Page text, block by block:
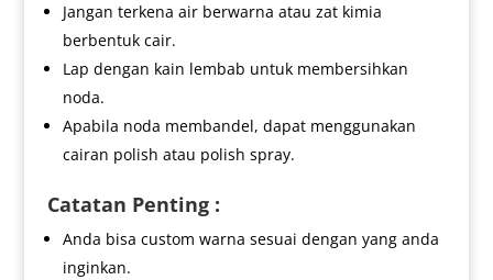
Jangan terkena air berwarna atau zat kimia
berbentuk cair.
Lap dengan kain lembab untuk membersihkan
noda.
Apabila noda membandel, dapat menggunakan
cairan polish atau polish spray.
Catatan Penting :
Anda bisa custom warna sesuai dengan yang anda
inginkan.